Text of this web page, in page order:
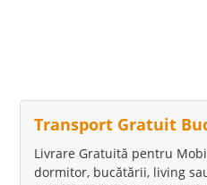
Transport Gratuit
Livrare Gratuită pentru
dormitor, bucătării, living